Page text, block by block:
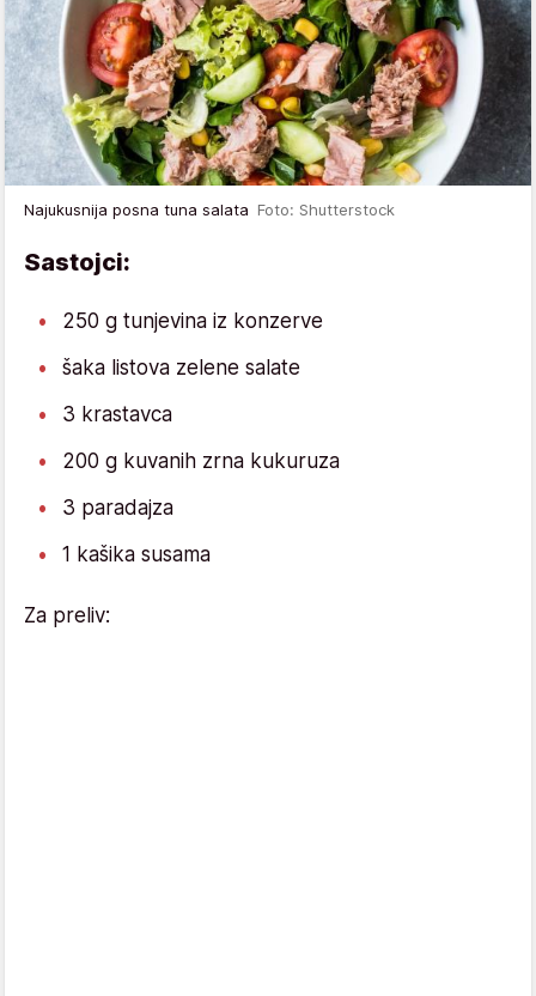
Najukusnija posna tuna salata Foto: Shutterstock
Sastojci:
250 g tunjevina iz konzerve
šaka listova zelene salate
3 krastavca
200 g kuvanih zrna kukuruza
3 paradajza
1 kašika susama
Za preliv: